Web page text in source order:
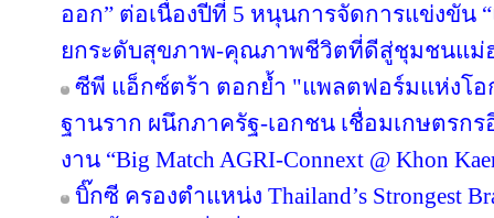
ออก” ต่อเนื่องปีที่ 5 หนุนการจัดการแข่งขัน
ยกระดับสุขภาพ-คุณภาพชีวิตที่ดีสู่ชุมชนแม่
ซีพี แอ็กซ์ตร้า ตอกย้ำ "แพลตฟอร์มแห่งโอ
ฐานราก ผนึกภาครัฐ-เอกชน เชื่อมเกษตรก
งาน “Big Match AGRI-Connext @ Khon
บิ๊กซี ครองตำแหน่ง Thailand’s Strongest